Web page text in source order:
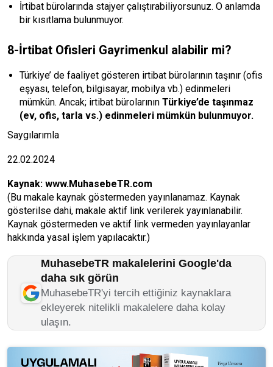
İrtibat bürolarında stajyer çalıştırabiliyorsunuz. O anlamda
bir kısıtlama bulunmuyor.
8-İrtibat Ofisleri Gayrimenkul alabilir mi?
Türkiye’ de faaliyet gösteren irtibat bürolarının taşınır (ofis
eşyası, telefon, bilgisayar, mobilya vb.) edinmeleri
mümkün. Ancak; irtibat bürolarının Türkiye’de taşınmaz
(ev, ofis, tarla vs.) edinmeleri mümkün bulunmuyor.
Saygılarımla
22.02.2024
Kaynak: www.MuhasebeTR.com
(Bu makale kaynak göstermeden yayınlanamaz. Kaynak
gösterilse dahi, makale aktif link verilerek yayınlanabilir.
Kaynak göstermeden ve aktif link vermeden yayınlayanlar
hakkında yasal işlem yapılacaktır.)
MuhasebeTR makalelerini Google'da
daha sık görün
MuhasebeTR'yi tercih ettiğiniz kaynaklara
ekleyerek nitelikli makalelere daha kolay
ulaşın.